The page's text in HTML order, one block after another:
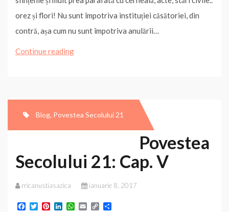
ă
orez și flori! Nu sunt împotriva instituției căsătoriei, din
contră, așa cum nu sunt împotriva anulării…
Continue readingPovestea
VI
Blog, Povestea Secolului 21
Povestea
Secolului 21: Cap. V
rricanustiasazica ianuarie 8, 2017
F
T
P
W
C